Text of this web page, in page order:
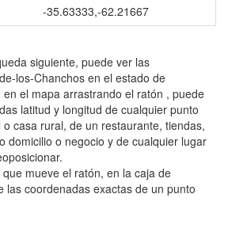
-35.63333,-62.21667
siguiente, puede ver las
los-Chanchos en el estado de
el mapa arrastrando el ratón , puede
latitud y longitud de cualquier punto
casa rural, de un restaurante, tiendas,
domicilio o negocio y de cualquier lugar
mueve el ratón, en la caja de
las coordenadas exactas de un punto